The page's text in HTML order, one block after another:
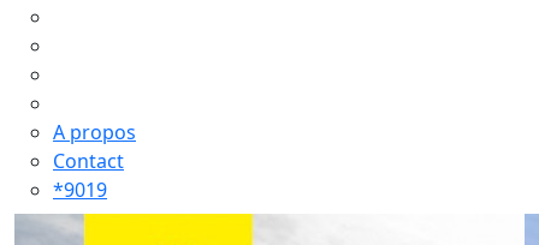
A propos
Contact
*9019